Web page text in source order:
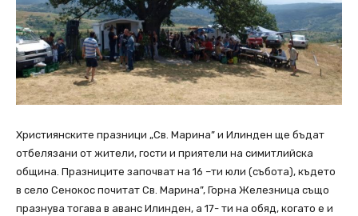
Християнските празници „Св. Марина” и Илинден ще бъдат
отбелязани от жители, гости и приятели на симитлийска
община. Празниците започват на 16 –ти юли (събота), където
в село Сенокос почитат Св. Марина”, Горна Железница също
празнува тогава в аванс Илинден, а 17- ти на обяд, когато е и